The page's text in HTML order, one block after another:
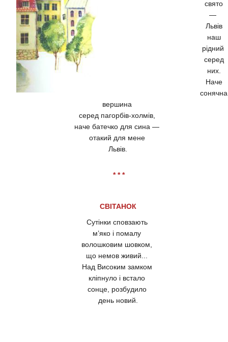
свято
—
Львів
наш
рідний
серед
них.
Наче
сонячна
вершина
серед пагорбів-холмів,
наче батечко для сина —
отакий для мене
Львів.
* * *
СВІТАНОК
Сутінки сповзають
м’яко і помалу
волошковим шовком,
що немов живий...
Над Високим замком
кліпнуло і встало
сонце, розбудило
день новий.